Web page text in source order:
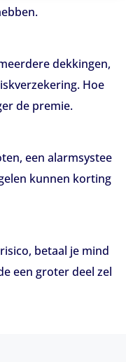
dekkingen,
Hoe
de premie.
een alarmsystee
kunnen korting
betaal je mind
een groter deel zel